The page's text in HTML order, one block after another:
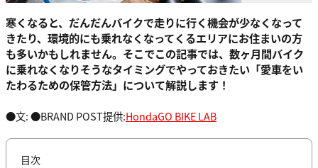
寒くなると、だんだんバイクで走りに行く機会が少なくなって
きたり、環境的にも乗れなくなってくるエリアにお住まいの方
も多いかもしれません。そこでこの記事では、数ヶ月間バイク
に乗れなくなりそうなタイミングでやっておきたい「愛車をい
たわるための保管方法」について解説します！
●文: ●BRAND POST提供:HondaGO BIKE LAB
目次